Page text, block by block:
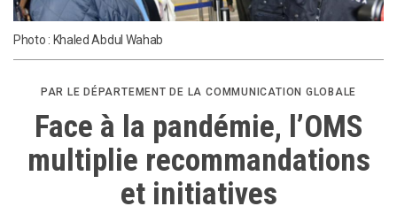
Photo : Khaled Abdul Wahab
PAR LE DÉPARTEMENT DE LA COMMUNICATION GLOBALE
Face à la pandémie, l’OMS
multiplie recommandations
et initiatives